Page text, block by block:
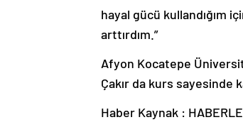
hayal gücü kullandığım
arttırdım.”
Afyon Kocatepe
Çakır da kurs sayesinde
Haber Kaynak :